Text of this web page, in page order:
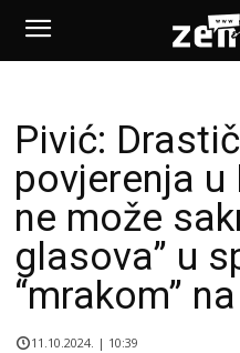
Pivić:
povjerenja
ne može
glasova” u
“mrakom”
11.10.2024. | 10:39